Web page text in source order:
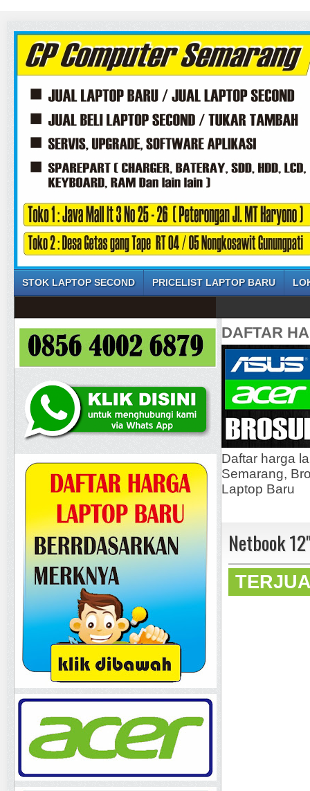
STOK LAPTOP SECOND PRICELIST LAPTOP BARU
DAFTAR
Daftar harga
Semarang,
Laptop Baru
Netbook